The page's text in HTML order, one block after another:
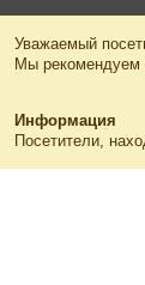
Уважаемый
Мы рекомендуем
Информация
Посетители,